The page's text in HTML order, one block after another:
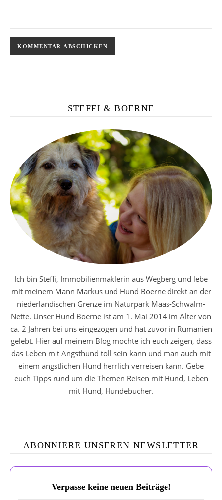
STEFFI & BOERNE
Ich bin Steffi, Immobilienmaklerin aus Wegberg und lebe
mit meinem Mann Markus und Hund Boerne direkt an der
niederländischen Grenze im Naturpark Maas-Schwalm-
Nette. Unser Hund Boerne ist am 1. Mai 2014 im Alter von
ca. 2 Jahren bei uns eingezogen und hat zuvor in Rumänien
gelebt. Hier auf meinem Blog möchte ich euch zeigen, dass
das Leben mit Angsthund toll sein kann und man auch mit
einem ängstlichen Hund herrlich verreisen kann. Gebe
euch Tipps rund um die Themen Reisen mit Hund, Leben
mit Hund, Hundebücher.
ABONNIERE UNSEREN NEWSLETTER
Verpasse keine neuen Beiträge!